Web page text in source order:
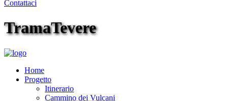
Contattaci
TramaTevere
Home
Progetto
Itinerario
Cammino dei Vulcani